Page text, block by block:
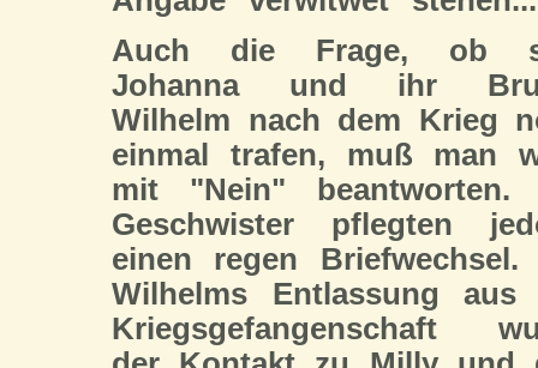
Auch die Frage, ob
Johanna und ihr
Wilhelm nach dem Krieg
einmal trafen, muß man
mit "Nein" beantworten.
Geschwister pflegten
einen regen Briefwechsel.
Wilhelms Entlassung aus
Kriegsgefangenschaft